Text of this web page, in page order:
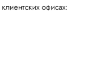
офисах: